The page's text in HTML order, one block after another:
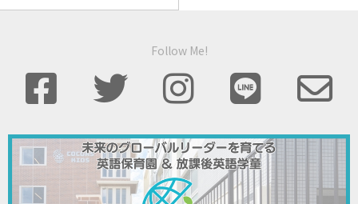
Follow Me!